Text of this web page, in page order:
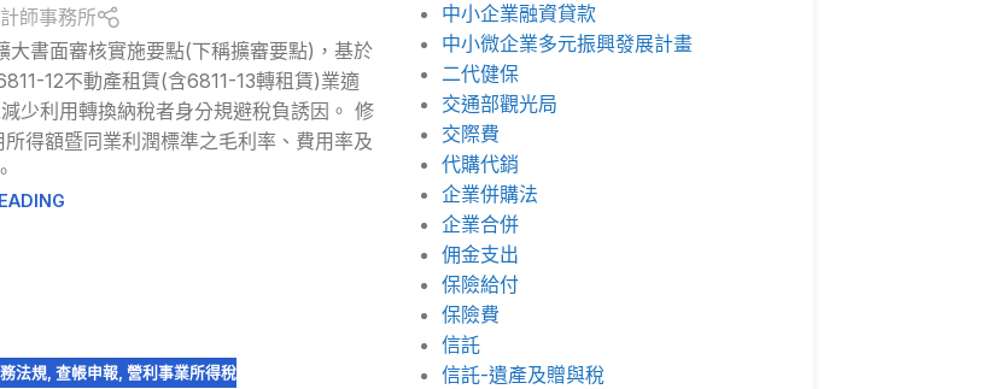
師事務所
大書面審核實施要點(下稱擴審要點)，基於
12不動產租賃(含6811-13轉租賃)業適
少利用轉換納稅者身分規避稅負誘因。 修
得額暨同業利潤標準之毛利率、費用率及
法規, 查帳申報, 營利事業所得稅
中小企業融資貸款
中小微企業多元振興發展計畫
二代健保
交通部觀光局
交際費
代購代銷
企業併購法
企業合併
佣金支出
保險給付
保險費
信託
信託-遺產及贈與稅